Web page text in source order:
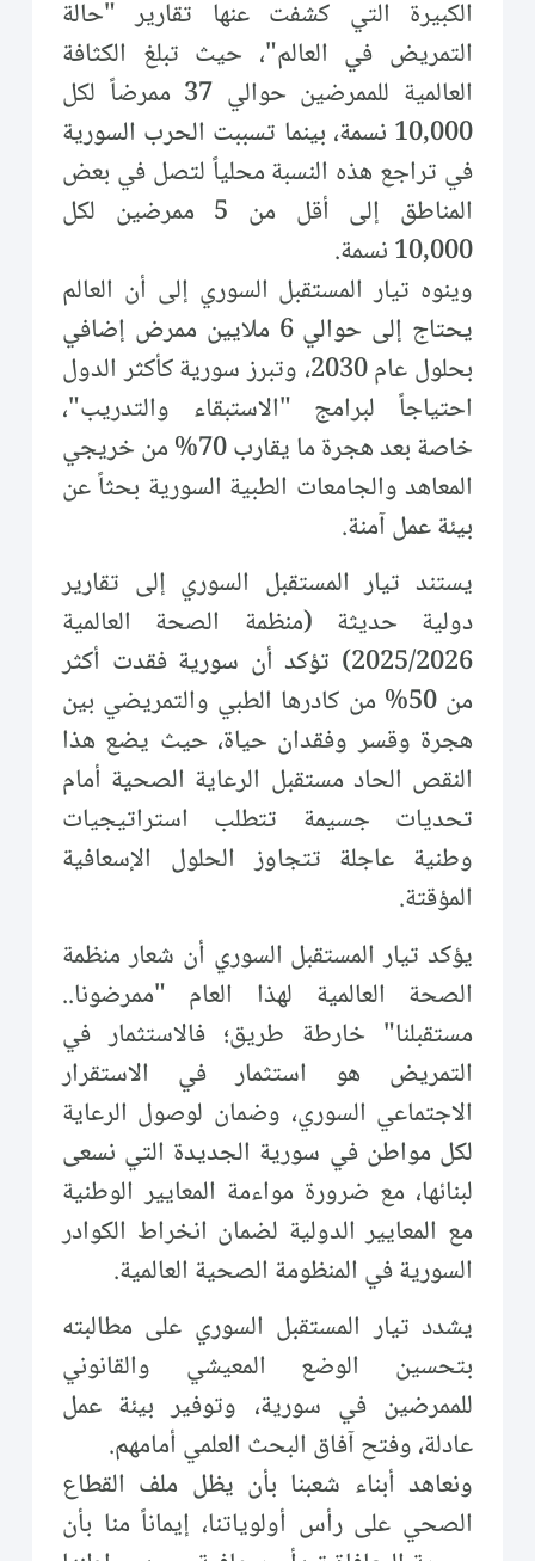
الكبيرة التي كشفت عنها تقارير "حالة
التمريض في العالم"، حيث تبلغ الكثافة
العالمية للممرضين حوالي 37 ممرضاً لكل
10,000 نسمة، بينما تسببت الحرب السورية
في تراجع هذه النسبة محلياً لتصل في بعض
المناطق إلى أقل من 5 ممرضين لكل
10,000 نسمة.
وينوه تيار المستقبل السوري إلى أن العالم
يحتاج إلى حوالي 6 ملايين ممرض إضافي
بحلول عام 2030، وتبرز سورية كأكثر الدول
احتياجاً لبرامج "الاستبقاء والتدريب"،
خاصة بعد هجرة ما يقارب 70% من خريجي
المعاهد والجامعات الطبية السورية بحثاً عن
بيئة عمل آمنة.
يستند تيار المستقبل السوري إلى تقارير
دولية حديثة (منظمة الصحة العالمية
2025/2026) تؤكد أن سورية فقدت أكثر
من 50% من كادرها الطبي والتمريضي بين
هجرة وقسر وفقدان حياة، حيث يضع هذا
النقص الحاد مستقبل الرعاية الصحية أمام
تحديات جسيمة تتطلب استراتيجيات
وطنية عاجلة تتجاوز الحلول الإسعافية
المؤقتة.
يؤكد تيار المستقبل السوري أن شعار منظمة
الصحة العالمية لهذا العام "ممرضونا..
مستقبلنا" خارطة طريق؛ فالاستثمار في
التمريض هو استثمار في الاستقرار
الاجتماعي السوري، وضمان لوصول الرعاية
لكل مواطن في سورية الجديدة التي نسعى
لبنائها، مع ضرورة مواءمة المعايير الوطنية
مع المعايير الدولية لضمان انخراط الكوادر
السورية في المنظومة الصحية العالمية.
يشدد تيار المستقبل السوري على مطالبته
بتحسين الوضع المعيشي والقانوني
للممرضين في سورية، وتوفير بيئة عمل
عادلة، وفتح آفاق البحث العلمي أمامهم.
ونعاهد أبناء شعبنا بأن يظل ملف القطاع
الصحي على رأس أولوياتنا، إيماناً منا بأن